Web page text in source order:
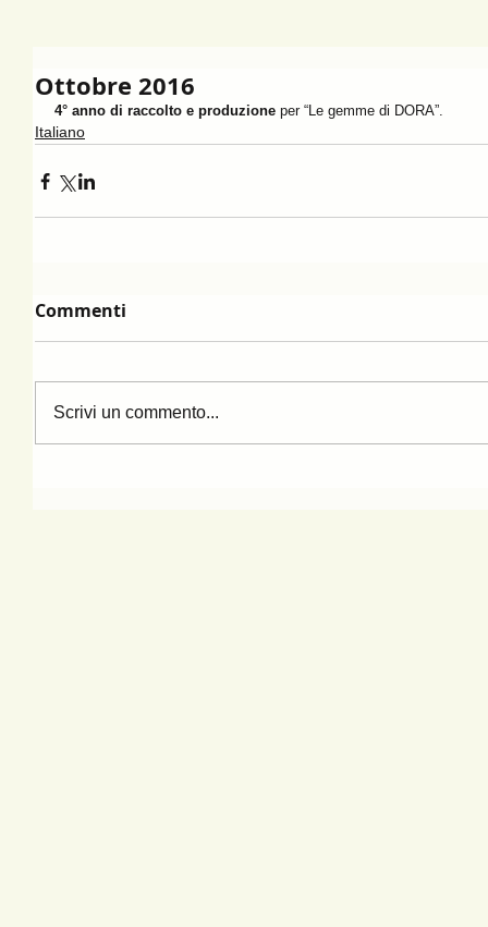
Ottobre 2016
4° anno di raccolto e produzione per “Le gemme di DORA”.
Italiano
Commenti
Scrivi un commento...